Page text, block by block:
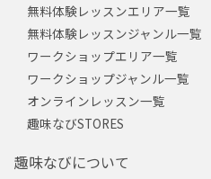
無料体験レッスンエリア一覧
無料体験レッスンジャンル一覧
ワークショップエリア一覧
ワークショップジャンル一覧
オンラインレッスン一覧
趣味なびSTORES
趣味なびについて